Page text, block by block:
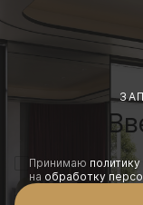
Принимаю
на обработку